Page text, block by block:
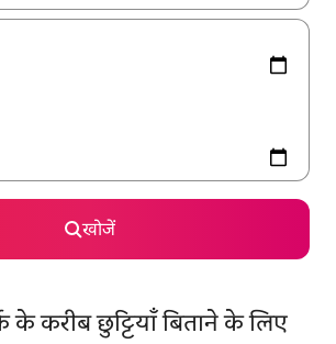
खोजें
के करीब छुट्टियाँ बिताने के लिए